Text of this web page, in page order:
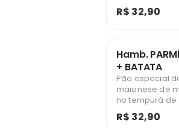
R$ 32,90
Hamb.
+ BATATA
Pão especial
maionese de
no tempurá de
molho de
ralado e
R$ 32,90